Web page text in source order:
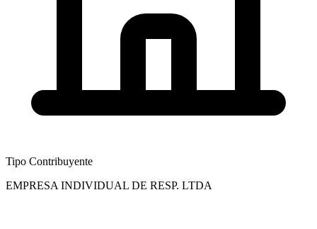
Tipo Contribuyente
EMPRESA INDIVIDUAL DE RESP. LTDA